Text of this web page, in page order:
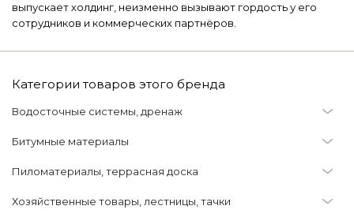
выпускает холдинг, неизменно вызывают гордость у его
сотрудников и коммерческих партнёров.
Категории товаров этого бренда
Водосточные системы, дренаж
Водосточные системы
Водосток ДЁКЕ (Пластиковый водосток)
Битумные материалы
Гибкая битумная черепица и комплектующие
Шинглас
Мастики битумные
Пиломатериалы, террасная доска
Террасная доска
Хозяйственные товары, лестницы, тачки